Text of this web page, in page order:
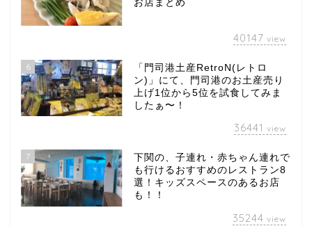
お店まとめ
40147 view
6
「門司港土産RetroN(レトロ
ン)」にて、門司港のお土産売り
上げ1位から5位を試食してみま
したぁ〜！
36441 view
7
下関の、子連れ・赤ちゃん連れで
も行けるおすすめのレストラン8
選！キッズスペースのあるお店
も！！
35244 view